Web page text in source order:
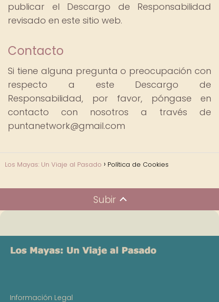
publicar el Descargo de Responsabilidad
revisado en este sitio web.
Contacto
Si tiene alguna pregunta o preocupación con
respecto a este Descargo de
Responsabilidad, por favor, póngase en
contacto con nosotros a través de
puntanetwork@gmail.com
Los Mayas: Un Viaje al Pasado Política de Cookies
Subir
Información Legal